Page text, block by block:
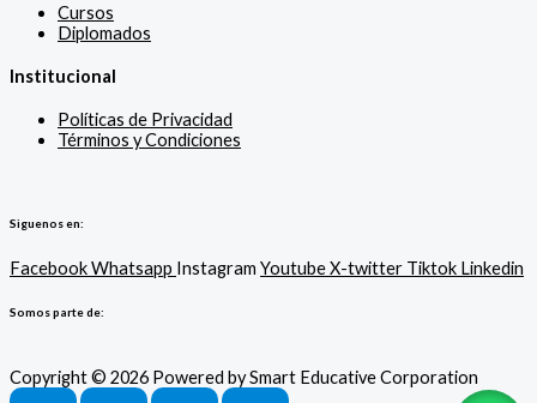
Cursos
Diplomados
Institucional
Políticas de Privacidad
Términos y Condiciones
Siguenos en:
FacebookWhatsapp Instagram YoutubeX-twitter Tiktok Linkedin
Somos parte de:
Copyright © 2026 Powered by Smart Educative Corporation